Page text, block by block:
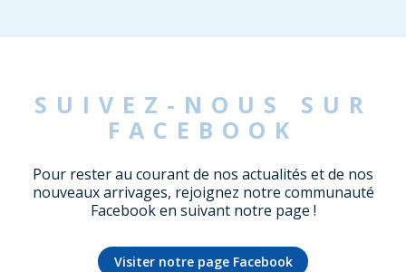
SUIVEZ-NOUS SUR
FACEBOOK
Pour rester au courant de nos actualités et de nos
nouveaux arrivages, rejoignez notre communauté
Facebook en suivant notre page !
Visiter notre page Facebook